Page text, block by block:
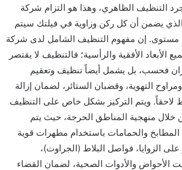
التنظيف الظاهري، وهذا هو التزام شركة
الذي يضمن أن كل ركن وزاوية في فيلتك سيتم
مستوى. إن مفهوم التنظيف الشامل لدى شركة
الأبعاد الأفقية والرأسية؛ فالتنظيف لا يقتصر
فحسب، بل يشمل أيضاً تنظيف وتعقيم
التهوية، وقضبان الستائر، لضمان إزالة
لاحقاً. ويتم التركيز بشكل خاص على التنظيف
خلال منهجية المناطق الحرجة، حيث يتم
والحمامات باستخدام مطهرات قوية
على الزوايا، فواصل البلاط (الجراوت)،
الأحواض والأدوات الصحية، لضمان القضاء